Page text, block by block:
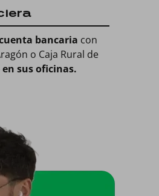
bancaria con
o Caja Rural de
sus oficinas.